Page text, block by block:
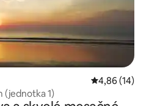
Priemerné
4,86 (14)
(jednotka 1)